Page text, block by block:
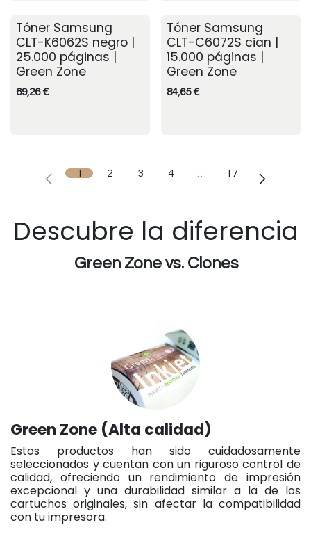
Tóner Samsung
CLT-K6062S negro |
25.000 páginas |
Green Zone
69,26€
Tóner Samsung
CLT-C6072S cian |
15.000 páginas |
Green Zone
84,65€
1 2 3 4 17
Descubre la diferencia
Green Zone vs. Clones
Green Zone (Alta calidad)
Estos productos han sido cuidadosamente
seleccionados y cuentan con un riguroso control de
calidad, ofreciendo un rendimiento de impresión
excepcional y una durabilidad similar a la de los
cartuchos originales, sin afectar la compatibilidad
con tu impresora.